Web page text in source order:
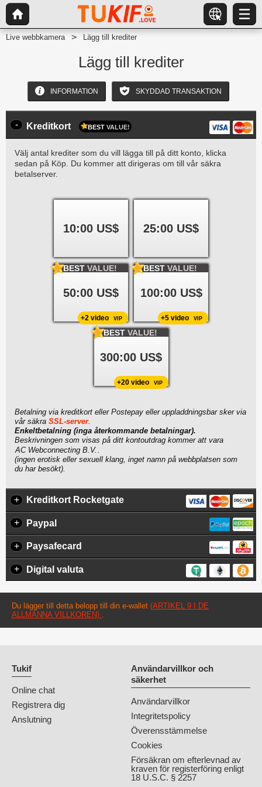
Live webbkamera Lägg till krediter
Lägg till krediter
INFORMATION SKYDDAD TRANSAKTION
- Kreditkort BEST VALUE!
Välj antal krediter som du vill lägga till på ditt konto, klicka
sedan på Köp. Du kommer att dirigeras om till vår säkra
betalserver.
10:00 US$ 25:00 US$
BEST VALUE!
50:00 US$
+2 video VIP
BEST VALUE!
100:00 US$
+5 video VIP
BEST VALUE!
300:00 US$
+20 video VIP
Betalning via kreditkort eller Postepay eller uppladdningsbar sker via
vår säkra SSL-server.
Enkeltbetalning (inga återkommande betalningar).
Beskrivningen som visas på ditt kontoutdrag kommer att vara
.
(ingen erotisk eller sexuell klang, inget namn på webbplatsen som
du har besökt).
+ Kreditkort Rocketgate
+ Paypal
+ Paysafecard
+ Digital valuta
Du lägger till detta belopp till din e-wallet (ARTIKEL 9 I DE
ALLMÄNNA VILLKOREN) .
Tukif
Online chat
Registrera dig
Anslutning
Användarvillkor och
säkerhet
Användarvillkor
Integritetspolicy
Överensstämmelse
Cookies
Försäkran om efterlevnad av
kraven för registerföring enligt
18 U.S.C. § 2257